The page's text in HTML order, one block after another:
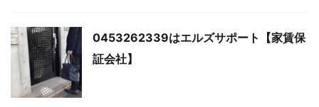
0453262339はエルズサポート【家賃保
証会社】